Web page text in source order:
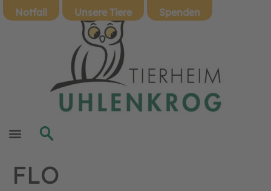
Notfall Unsere Tiere Spenden
FLO